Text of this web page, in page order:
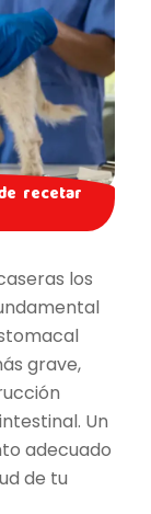
recetar
los
grave,
Un
adecuado
de tu